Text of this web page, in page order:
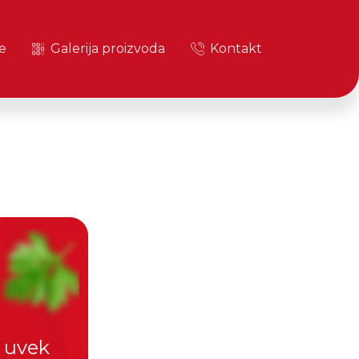
Galerija proizvoda Kontakt